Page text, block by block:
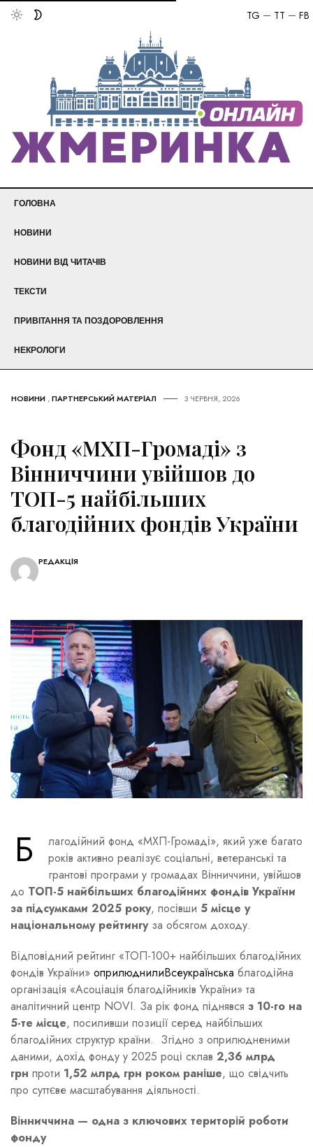
FB
TT
TG
ГОЛОВНА
НОВИНИ
НОВИНИ ВІД ЧИТАЧІВ
ТЕКСТИ
ПРИВІТАННЯ ТА ПОЗДОРОВЛЕННЯ
НЕКРОЛОГИ
НОВИНИ ,ПАРТНЕРСЬКИЙ МАТЕРІАЛ 3 ЧЕРВНЯ, 2026
Фонд «МХП-Громаді» з
Вінниччини увійшов до
ТОП-5 найбільших
благодійних фондів України
РЕДАКЦІЯ
Б
лагодійний фонд «МХП-Громаді», який уже багато
років активно реалізує соціальні, ветеранські та
грантові програми у громадах Вінниччини, увійшов
до ТОП-5 найбільших благодійних фондів України
за підсумками 2025 року, посівши 5 місце у
національному рейтингуза обсягом доходу.
Відповідний рейтинг «ТОП-100+ найбільших благодійних
фондів України» оприлюднилиВсеукраїнська благодійна
організація «Асоціація благодійників України» та
аналітичний центр NOVI. За рік фонд піднявся з 10-го на
5-те місце, посиливши позиції серед найбільших
благодійних структур країни. Згідно з оприлюдненими
даними, дохід фонду у 2025 році склав 2,36 млрд
грн проти 1,52 млрд грн роком раніше, що свідчить
про суттєве масштабування діяльності.
Вінниччина — одна з ключових територій роботи
фонду